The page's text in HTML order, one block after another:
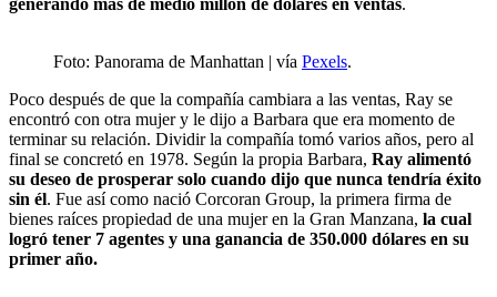
generando más de medio millón de dólares en ventas.
Foto: Panorama de Manhattan | vía Pexels.
Poco después de que la compañía cambiara a las ventas, Ray se
encontró con otra mujer y le dijo a Barbara que era momento de
terminar su relación. Dividir la compañía tomó varios años, pero al
final se concretó en 1978. Según la propia Barbara, Ray alimentó
su deseo de prosperar solo cuando dijo que nunca tendría éxito
sin él. Fue así como nació Corcoran Group, la primera firma de
bienes raíces propiedad de una mujer en la Gran Manzana, la cual
logró tener 7 agentes y una ganancia de 350.000 dólares en su
primer año.